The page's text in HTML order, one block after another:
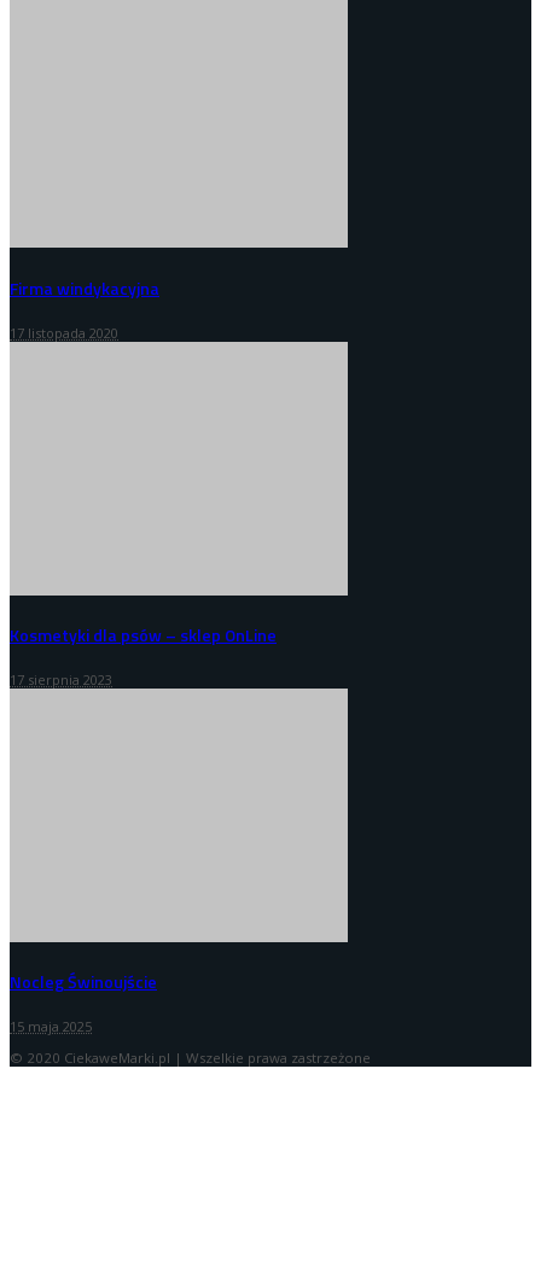
Firma windykacyjna
17 listopada 2020
Kosmetyki dla psów – sklep OnLine
17 sierpnia 2023
Nocleg Świnoujście
15 maja 2025
© 2020 CiekaweMarki.pl | Wszelkie prawa zastrzeżone